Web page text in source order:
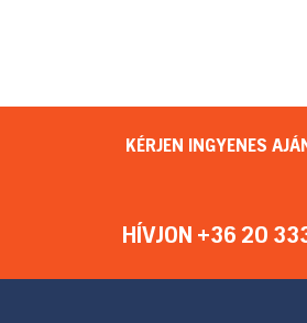
KÉRJEN INGYENES
HÍVJON +36 20